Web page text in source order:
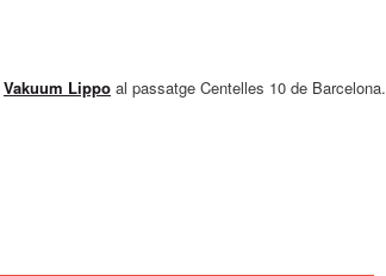
Vakuum Lippo al passatge Centelles 10 de Barcelona.